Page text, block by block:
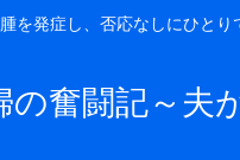
を発症し、否応なしにひと
の奮闘記～夫